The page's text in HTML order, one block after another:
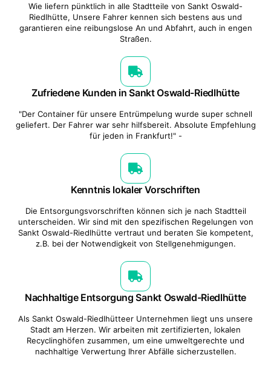
Wie liefern pünktlich in alle Stadtteile von Sankt Oswald-
Riedlhütte, Unsere Fahrer kennen sich bestens aus und
garantieren eine reibungslose An und Abfahrt, auch in engen
Straßen.
Zufriedene Kunden in Sankt Oswald-Riedlhütte
"Der Container für unsere Entrümpelung wurde super schnell
geliefert. Der Fahrer war sehr hilfsbereit. Absolute Empfehlung
für jeden in Frankfurt!" -
Kenntnis lokaler Vorschriften
Die Entsorgungsvorschriften können sich je nach Stadtteil
unterscheiden. Wir sind mit den spezifischen Regelungen von
Sankt Oswald-Riedlhütte vertraut und beraten Sie kompetent,
z.B. bei der Notwendigkeit von Stellgenehmigungen.
Nachhaltige Entsorgung Sankt Oswald-Riedlhütte
Als Sankt Oswald-Riedlhütteer Unternehmen liegt uns unsere
Stadt am Herzen. Wir arbeiten mit zertifizierten, lokalen
Recyclinghöfen zusammen, um eine umweltgerechte und
nachhaltige Verwertung Ihrer Abfälle sicherzustellen.